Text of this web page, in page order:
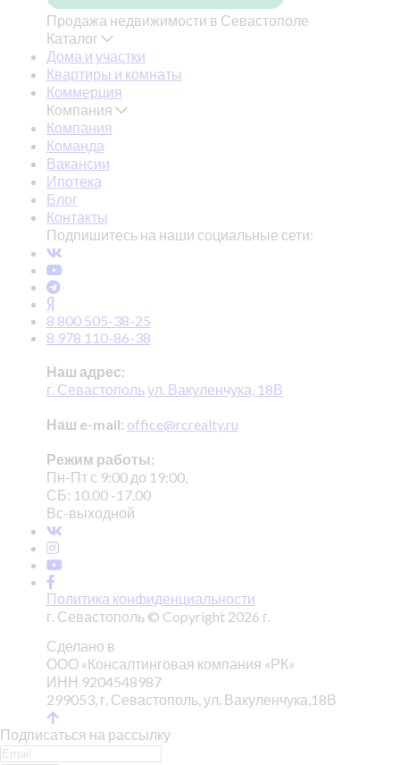
Продажа недвижимости в Севастополе
Каталог
Дома и участки
Квартиры и комнаты
Коммерция
Компания
Компания
Команда
Вакансии
Ипотека
Блог
Контакты
Подпишитесь на наши социальные сети:
8 800 505-38-25
8 978 110-86-38
Наш адрес:
г. Севастополь ул. Вакуленчука, 18В
Наш e-mail: office@rcrealty.ru
Режим работы:
Пн-Пт с 9:00 до 19:00,
СБ: 10.00 -17.00
Вс-выходной
Политика конфиденциальности
г. Севастополь © Copyright 2026 г.
Сделано в
ООО «Консалтинговая компания «РК»
ИНН 9204548987
299053, г. Севастополь, ул. Вакуленчука,18В
Подписаться на рассылку